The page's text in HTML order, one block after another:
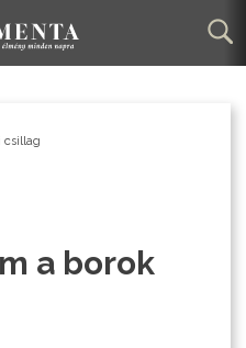
csillag
a borok